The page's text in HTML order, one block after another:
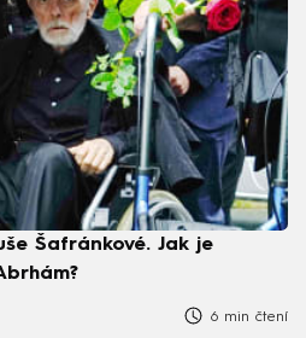
Šafránkové. Jak je
6 min čtení